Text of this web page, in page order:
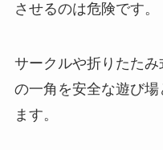
させるのは危険です。
サークルや折りたた
の一角を安全な遊び
ます。